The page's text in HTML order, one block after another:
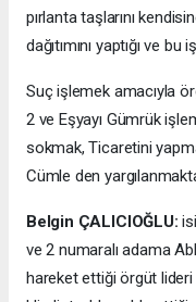
pırlanta taşlarını
dağıtımını yaptığı ve
Suç işlemek amacıyla
2 ve Eşyayı Gümrük
sokmak, Ticaretini
Cümle den
Belgin ÇALICIOĞLU:
ve 2 numaralı adama
hareket ettiği örgüt lideri